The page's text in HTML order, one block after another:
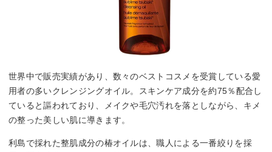
世界中で販売実績があり、数々のベストコスメを受賞している愛
用者の多いクレンジングオイル。スキンケア成分を約75％配合し
ていると謳われており、メイクや毛穴汚れを落としながら、キメ
の整った美しい肌に導きます。
利島で採れた整肌成分の椿オイルは、職人による一番絞りを採